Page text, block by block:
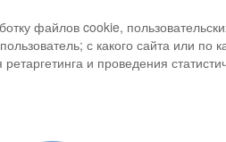
файлов cookie,
с какого сайта или по
и проведения